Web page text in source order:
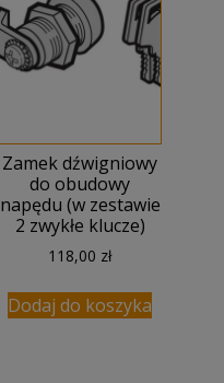
Zamek dźwigniowy
do obudowy
napędu (w zestawie
2 zwykłe klucze)
118,00 zł
Dodaj do koszyka